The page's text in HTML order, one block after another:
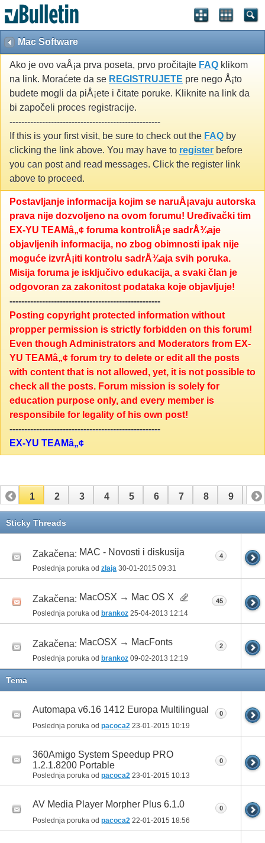
Mac Software
Ako je ovo vaÅ¡a prva poseta, prvo pročitajte FAQ klikom
na link. Moraćete da se REGISTRUJETE pre nego Å¡to
budete mogli da piÅ¡ete i čitate poruke. Kliknite na link da
bi započeli proces registracije.
---------------------------------------------------
If this is your first visit, be sure to check out the FAQ by
clicking the link above. You may have to register before
you can post and read messages. Click the register link
above to proceed.
Postavljanje informacija kojim se naruÅ¡avaju autorska
prava nije dozvoljeno na ovom forumu! Uređivački tim
EX-YU TEAMâ„¢ foruma kontroliÅ¡e sadrÅ¾aje
objavljenih informacija, no zbog obimnosti ipak nije
moguće izvrÅ¡iti kontrolu sadrÅ¾aja svih poruka.
Misija foruma je isključivo edukacija, a svaki član je
odgovoran za zakonitost podataka koje objavljuje!
---------------------------------------------------
Posting copyright protected information without
propper permission is strictly forbidden on this forum!
Even though Administrators and Moderators from EX-
YU TEAMâ„¢ forum try to delete or edit all the posts
with content that is not allowed, yet, it is not possible to
check all the posts. Forum mission is solely for
education purpose only, and every member is
responsibile for legality of his own post!
---------------------------------------------------
EX-YU TEAMâ„¢
1 2 3 4 5 6 7 8 9 10
11 12
Sticky Threads
Zakačena: MAC - Novosti i diskusija
Poslednja poruka od zlaja 30-01-2015 09:31
4
Zakačena: MacOSX → Mac OS X
Poslednja poruka od brankoz 25-04-2013 12:14
45
Zakačena: MacOSX → MacFonts
Poslednja poruka od brankoz 09-02-2013 12:19
2
Tema
Automapa v6.16 1412 Europa Multilingual
Poslednja poruka od pacoca2 23-01-2015 10:19
0
360Amigo System Speedup PRO
1.2.1.8200 Portable
Poslednja poruka od pacoca2 23-01-2015 10:13
0
AV Media Player Morpher Plus 6.1.0
Poslednja poruka od pacoca2 22-01-2015 18:56
0